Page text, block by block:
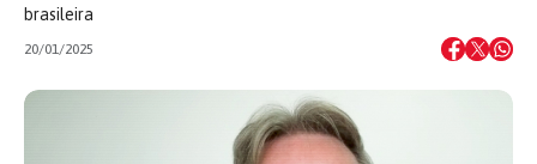
brasileira
20/01/2025